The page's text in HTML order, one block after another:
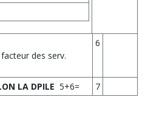
des serv.
6
LA DPILE 5+6= 7